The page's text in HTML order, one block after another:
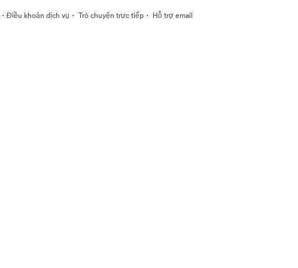
· Điều khoản dịch vụ · Trò chuyện trực tiếp · Hỗ trợ email